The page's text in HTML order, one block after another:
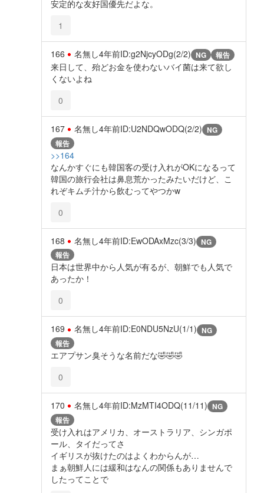
安定的な友好国優先だよな。
1
166 名無し4年前ID:g2NjcyODg(2/2) NG 報告
来日して、殆どお金を使わないバイ菌は来て欲し
くないよね
0
167 名無し4年前ID:U2NDQwODQ(2/2) NG
報告
>>164
なんかすぐにも韓国客の受け入れがOKになるって
韓国の旅行会社は鼻息荒かったみたいだけど、こ
れぞキムチ汁から飲むってやつかw
0
168 名無し4年前ID:EwODAxMzc(3/3) NG
報告
日本は世界中から人気が有るが、朝鮮でも人気で
あったか！
0
169 名無し4年前ID:E0NDU5NzU(1/1) NG
報告
エアプサン臭そうな名前だな🤣🤣🤣
0
170 名無し4年前ID:MzMTI4ODQ(11/11) NG
報告
受け入れはアメリカ、オーストラリア、シンガポ
ール、タイだってさ
イギリスが抜けたのはよくわからんが…
まぁ朝鮮人には緩和はなんの関係もありませんで
したってことで